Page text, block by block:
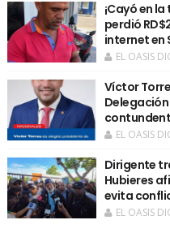
¡Cayó en
perdió
internet en
EL OASIS
Víctor
EL OASIS
Dirigente
Hubieres
evita
EL OASIS